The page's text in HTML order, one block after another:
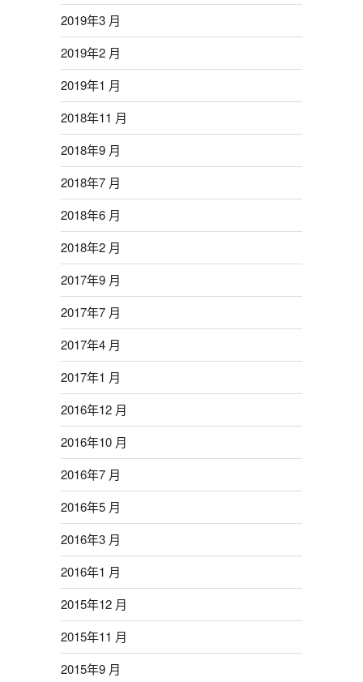
2019年3 月
2019年2 月
2019年1 月
2018年11 月
2018年9 月
2018年7 月
2018年6 月
2018年2 月
2017年9 月
2017年7 月
2017年4 月
2017年1 月
2016年12 月
2016年10 月
2016年7 月
2016年5 月
2016年3 月
2016年1 月
2015年12 月
2015年11 月
2015年9 月